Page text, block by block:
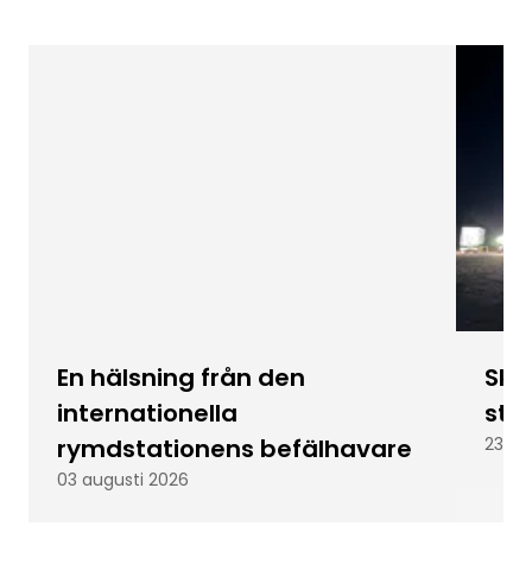
En hälsning från den
internationella
rymdstationens befälhavare
03 augusti 2026
23